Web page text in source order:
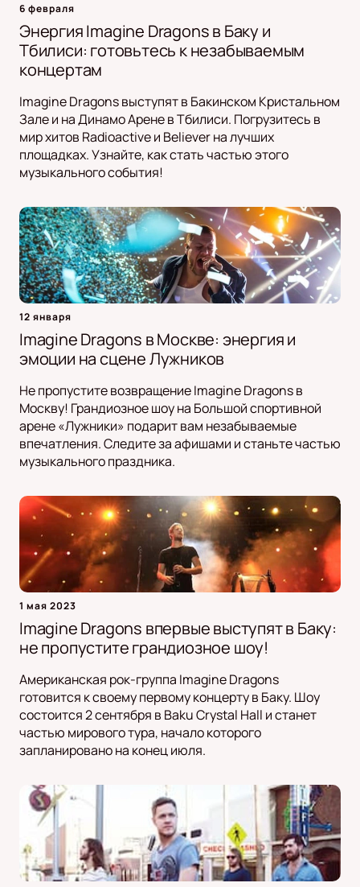
6 февраля
Энергия Imagine Dragons в Баку и
Тбилиси: готовьтесь к незабываемым
концертам
Imagine Dragons выступят в Бакинском Кристальном
Зале и на Динамо Арене в Тбилиси. Погрузитесь в
мир хитов Radioactive и Believer на лучших
площадках. Узнайте, как стать частью этого
музыкального события!
12 января
Imagine Dragons в Москве: энергия и
эмоции на сцене Лужников
Не пропустите возвращение Imagine Dragons в
Москву! Грандиозное шоу на Большой спортивной
арене «Лужники» подарит вам незабываемые
впечатления. Следите за афишами и станьте частью
музыкального праздника.
1 мая 2023
Imagine Dragons впервые выступят в Баку:
не пропустите грандиозное шоу!
Американская рок-группа Imagine Dragons
готовится к своему первому концерту в Баку. Шоу
состоится 2 сентября в Baku Crystal Hall и станет
частью мирового тура, начало которого
запланировано на конец июля.